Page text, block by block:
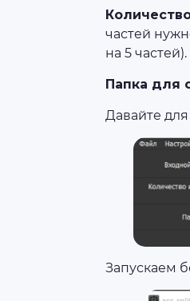
частей
на 5 частей).
Папка для
Давайте
Запускаем